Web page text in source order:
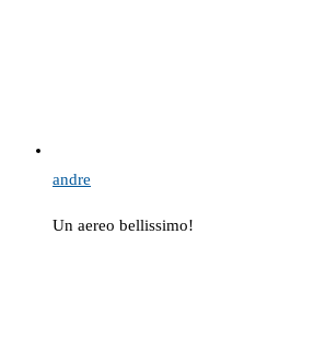
andre
Un aereo bellissimo!